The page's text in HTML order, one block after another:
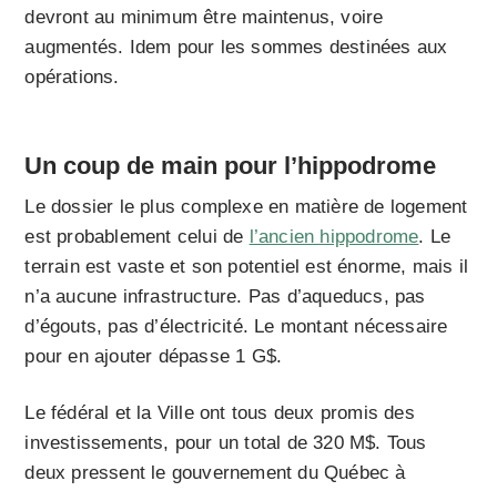
devront au minimum être maintenus, voire
augmentés. Idem pour les sommes destinées aux
opérations.
Un coup de main pour l’hippodrome
Le dossier le plus complexe en matière de logement
est probablement celui de l’ancien hippodrome. Le
terrain est vaste et son potentiel est énorme, mais il
n’a aucune infrastructure. Pas d’aqueducs, pas
d’égouts, pas d’électricité. Le montant nécessaire
pour en ajouter dépasse 1 G$.
Le fédéral et la Ville ont tous deux promis des
investissements, pour un total de 320 M$. Tous
deux pressent le gouvernement du Québec à